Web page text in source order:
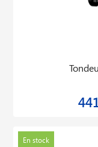
En stock